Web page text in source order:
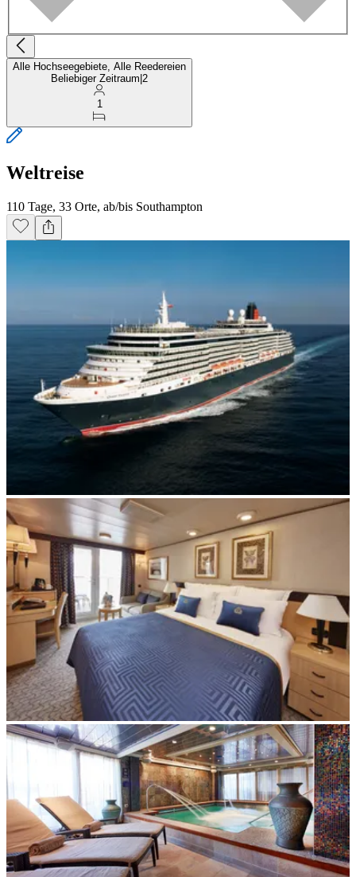
Alle Hochseegebiete, Alle Reedereien
Beliebiger Zeitraum 2
1
Weltreise
110 Tage, 33 Orte, ab/bis Southampton